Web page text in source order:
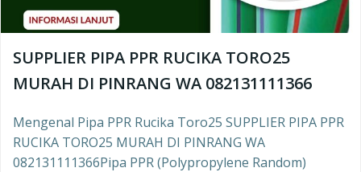
SUPPLIER PIPA PPR RUCIKA TORO25
MURAH DI PINRANG WA 082131111366
Mengenal Pipa PPR Rucika Toro25 SUPPLIER PIPA PPR
RUCIKA TORO25 MURAH DI PINRANG WA
082131111366Pipa PPR (Polypropylene Random)